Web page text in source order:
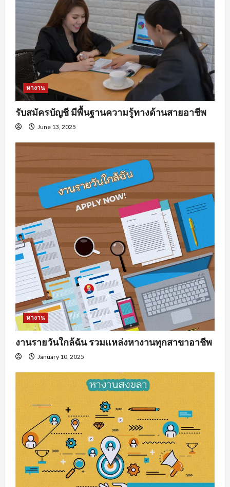
หางาน
รับสมัครบัญชี มีพื้นฐานความรู้ทางด้านสายอาชีพ
June 13, 2025
หางาน
งานรายวันใกล้ฉัน รวมแหล่งหางานทุกสาขาอาชีพ
January 10, 2025